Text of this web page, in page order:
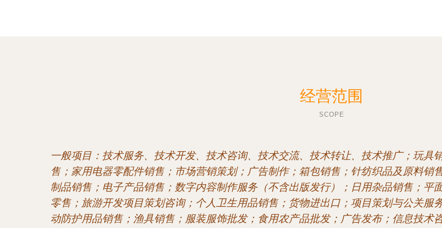
经营范围
SCOPE
一般项目：技术服务、技术开发、技术咨询、技术交流、技术转让、技术推广；玩具
售；家用电器零配件销售；市场营销策划；广告制作；箱包销售；针纺织品及原料销
制品销售；电子产品销售；数字内容制作服务（不含出版发行）；日用杂品销售；平
零售；旅游开发项目策划咨询；个人卫生用品销售；货物进出口；项目策划与公关服
动防护用品销售；渔具销售；服装服饰批发；食用农产品批发；广告发布；信息技术